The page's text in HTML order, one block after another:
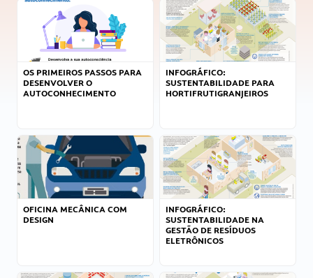
OS PRIMEIROS PASSOS PARA
DESENVOLVER O
AUTOCONHECIMENTO
INFOGRÁFICO:
SUSTENTABILIDADE PARA
HORTIFRUTIGRANJEIROS
OFICINA MECÂNICA COM
DESIGN
INFOGRÁFICO:
SUSTENTABILIDADE NA
GESTÃO DE RESÍDUOS
ELETRÔNICOS